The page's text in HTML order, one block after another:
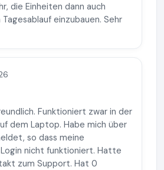
die Einheiten dann auch
einzubauen. Sehr
Funktioniert zwar in der
dem Laptop. Habe mich über
so dass meine
nicht funktioniert. Hatte
zum Support. Hat 0